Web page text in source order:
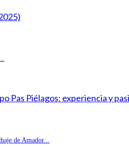
Pas Piélagos: experiencia y
de Amador...